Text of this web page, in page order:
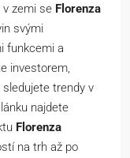
v zemi se Florenza
svými
funkcemi a
investorem,
trendy v
najdete
Florenza
na trh až po